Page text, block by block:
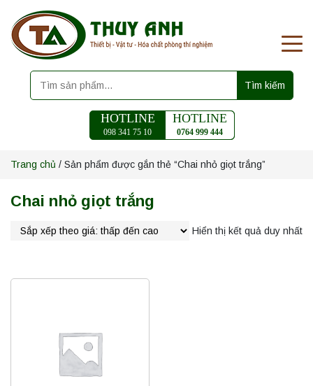
Tìm kiếm
HOTLINE
098 341 75 10
HOTLINE
0764 999 444
Trang chủ / Sản phẩm được gắn thẻ “Chai nhỏ giọt trắng”
Chai nhỏ giọt trắng
Hiển thị kết quả duy nhất